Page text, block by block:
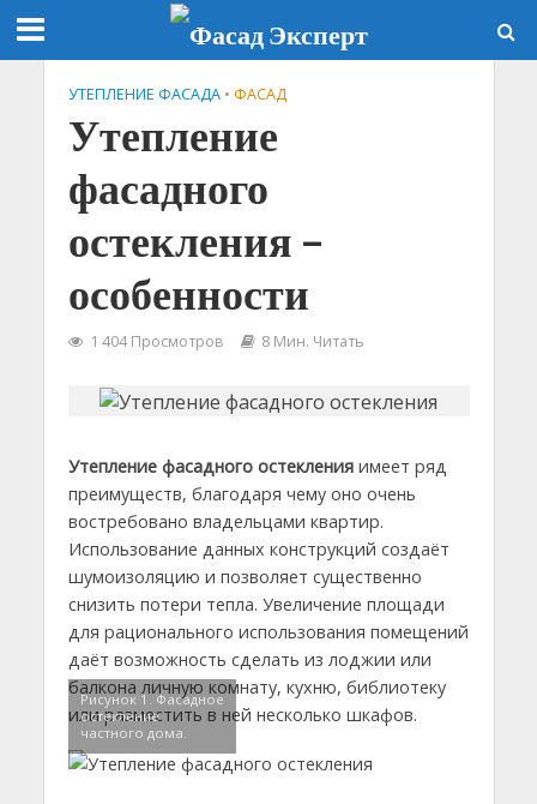
УТЕПЛЕНИЕ ФАСАДА • ФАСАД
Утепление
фасадного
остекления –
особенности
1 404 Просмотров 8 Мин. Читать
Утепление фасадного остекленияимеет ряд
преимуществ, благодаря чему оно очень
востребовано владельцами квартир.
Использование данных конструкций создаёт
шумоизоляцию и позволяет существенно
снизить потери тепла. Увеличение площади
для рационального использования помещений
даёт возможность сделать из лоджии или
балкона личную комнату, кухню, библиотеку
или разместить в ней несколько шкафов.
Рисунок 1. Фасадное
остекление
частного дома.